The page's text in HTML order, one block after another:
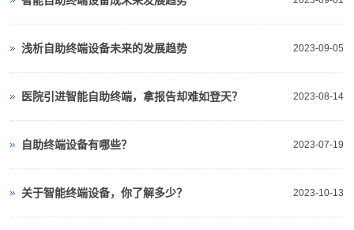
2023-09-05
浅析自助终端设备未来的发展趋势
2023-08-14
医院引进智能自助终端，拿报告却难如登天？
2023-07-19
自助终端设备有哪些？
2023-10-13
关于智能终端设备，你了解多少？